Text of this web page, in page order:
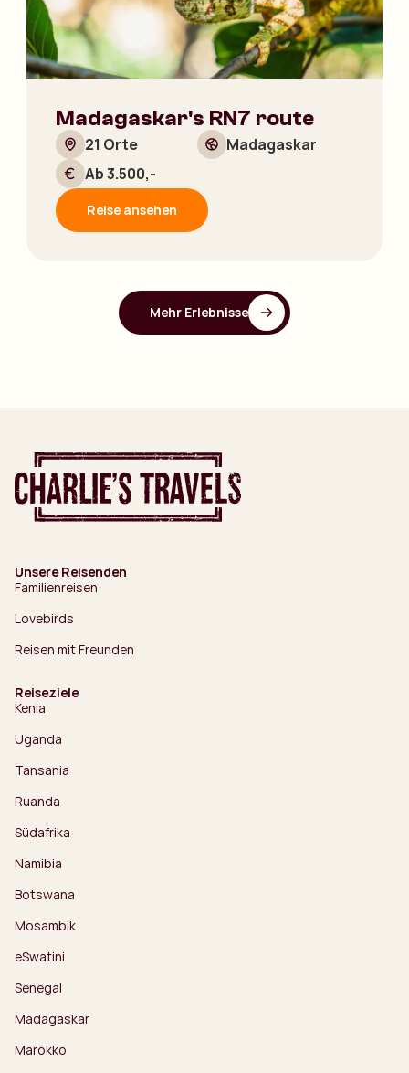
Madagaskar's RN7 route
21 Orte
Madagaskar
Ab 3.500,-
Reise ansehen
Mehr Erlebnisse
Unsere Reisenden
Familienreisen
Lovebirds
Reisen mit Freunden
Reiseziele
Kenia
Uganda
Tansania
Ruanda
Südafrika
Namibia
Botswana
Mosambik
eSwatini
Senegal
Madagaskar
Marokko